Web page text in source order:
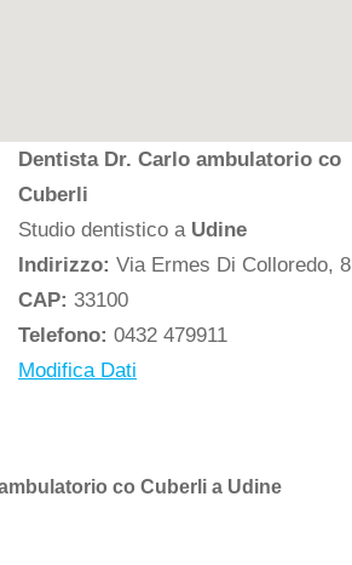
Dentista Dr. Carlo ambulatorio co
Cuberli
Studio dentistico a Udine
Indirizzo: Via Ermes Di Colloredo, 8
CAP: 33100
Telefono: 0432 479911
Modifica Dati
co Cuberli a Udine